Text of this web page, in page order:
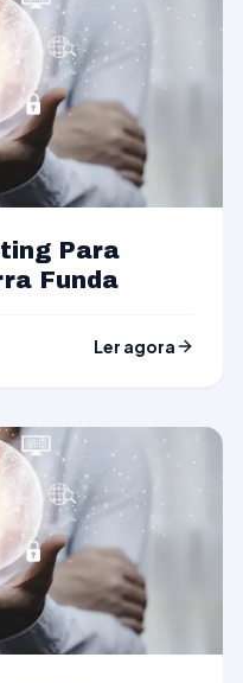
Para
Funda
Ler agora